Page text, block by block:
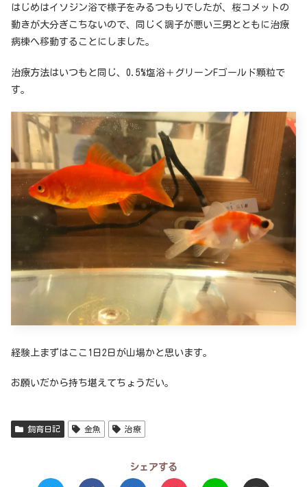
はじめはイソジン浴で様子をみるつもりでしたが、桜コメットの
動きが大分ぎこちないので、同じく調子が悪い三男とともに治療
病棟へ移動することにしました。
治療方法はいつもと同じ、0.5%塩浴＋グリーンFゴールド顆粒で
す。
経験上まずはここ1日2日が山場かと思います。
お願いだから持ち堪えてちょうだい。
飼育日記 金魚 治療
シェアする